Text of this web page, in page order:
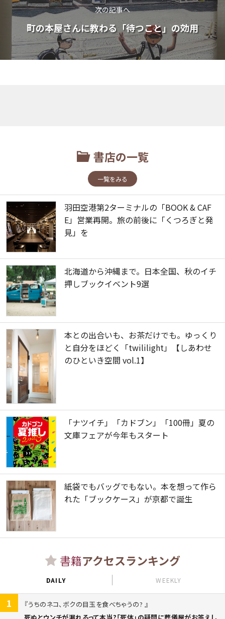
次の記事へ
町の本屋さんに教わる「待つこと」の効用
書店の一覧
一覧をみる
羽田空港第2ターミナルの「BOOK & CAF
E」営業再開。旅の前後に「くつろぎと発
見」を
北海道から沖縄まで。日本全国、秋のイチ
押しブックイベント9選
本との出合いも、お茶だけでも。ゆっくり
と自分をほどく「twililight」【しあわせ
のひといき空間 vol.1】
「ナツイチ」「カドブン」「100冊」夏の
文庫フェアが今年もスタート
紙袋でもバッグでもない。本を想って作ら
れた「ブックケース」が京都で誕生
書籍アクセスランキング
DAILY WEEKLY
1
うちのネコ、ボクの目玉を食べちゃうの?
死ぬとウンチが漏れるって本当?「死体」の疑問に葬儀屋がお答えし